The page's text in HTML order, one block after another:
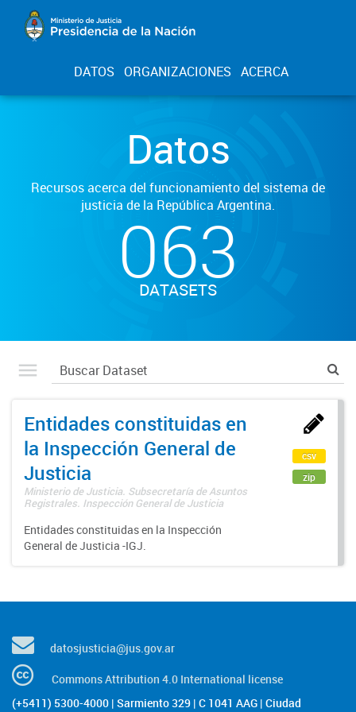
DATOS ORGANIZACIONES ACERCA
Datos
Recursos acerca del funcionamiento del sistema de
justicia de la República Argentina.
063
DATASETS
Entidades constituidas en
la Inspección General de
Justicia
Ministerio de Justicia. Subsecretaría de Asuntos
Registrales. Inspección General de Justicia
Entidades constituidas en la Inspección
General de Justicia -IGJ.
csv
zip
datosjusticia@jus.gov.ar
Commons Attribution 4.0 International license
(+5411) 5300-4000 | Sarmiento 329 | C 1041 AAG | Ciudad